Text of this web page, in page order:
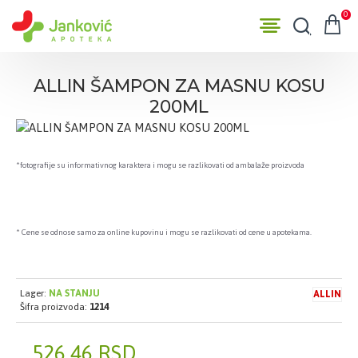
0
ALLIN ŠAMPON ZA MASNU KOSU
200ML
*fotografije su informativnog karaktera i mogu se razlikovati od ambalaže proizvoda
* Cene se odnose samo za online kupovinu i mogu se razlikovati od cene u apotekama.
526,46 RSD
Lager: NA STANJU
Šifra proizvoda: 1214
ALLIN